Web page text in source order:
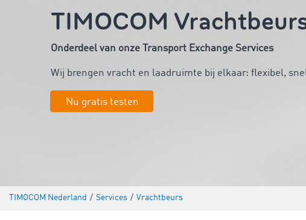
TIMOCOM
Onderdeel van onze Transport Exchange Services
Wij brengen vracht en laadruimte bij elkaar: flexibel,
Nu gratis testen
TIMOCOM Nederland / Services / Vrachtbeurs